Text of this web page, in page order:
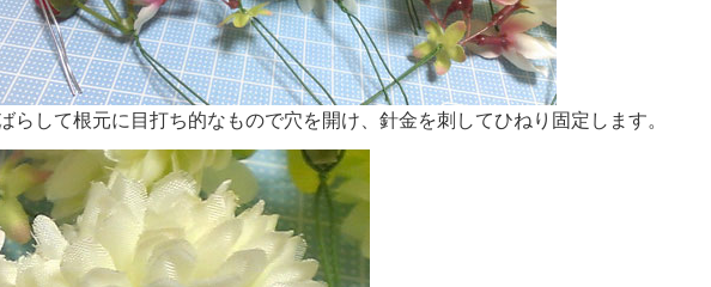
らして根元に目打ち的なもので穴を開け、針金を刺してひねり固定します。